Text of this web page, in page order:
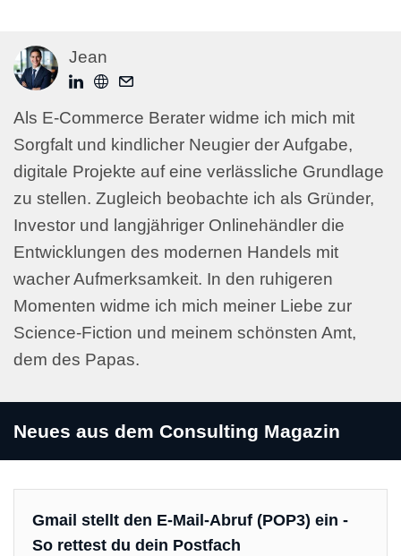
Jean
Als E-Commerce Berater widme ich mich mit
Sorgfalt und kindlicher Neugier der Aufgabe,
digitale Projekte auf eine verlässliche Grundlage
zu stellen. Zugleich beobachte ich als Gründer,
Investor und langjähriger Onlinehändler die
Entwicklungen des modernen Handels mit
wacher Aufmerksamkeit. In den ruhigeren
Momenten widme ich mich meiner Liebe zur
Science-Fiction und meinem schönsten Amt,
dem des Papas.
Neues aus dem Consulting Magazin
Gmail stellt den E-Mail-Abruf (POP3) ein -
So rettest du dein Postfach